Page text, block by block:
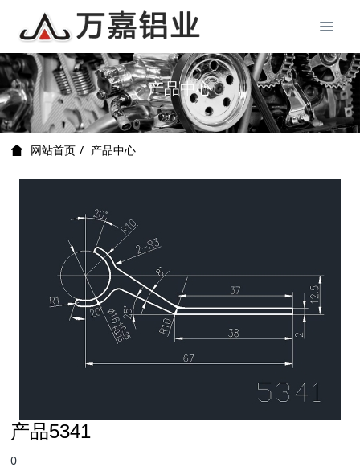
产品中心
网站首页 产品中心
产品5341
0